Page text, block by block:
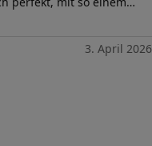
Das Zubehör
3. April 2026